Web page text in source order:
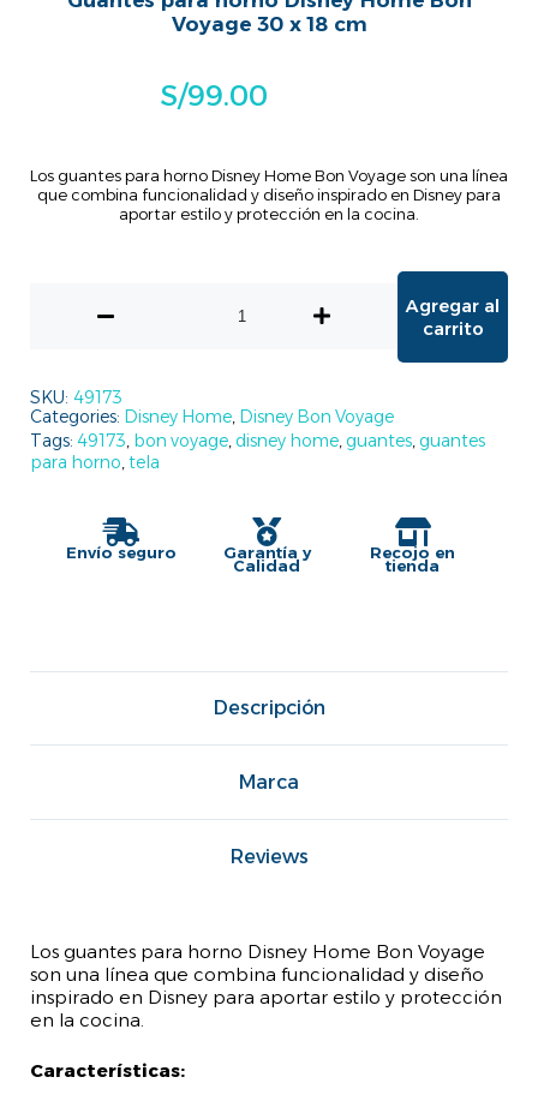
Voyage 30 x 18 cm
S/99.00
Los guantes para horno Disney Home Bon Voyage son una línea
que combina funcionalidad y diseño inspirado en Disney para
aportar estilo y protección en la cocina.
Agregar al
carrito
SKU: 49173
Categories: Disney Home Disney Bon Voyage
Tags: 49173 bon voyage disney home guantes guantes
para horno tela
Envío seguro Garantía y
Calidad
Recojo en
tienda
Descripción
Marca
Reviews
Los guantes para horno Disney Home Bon Voyage
son una línea que combina funcionalidad y diseño
inspirado en Disney para aportar estilo y protección
en la cocina.
Características: